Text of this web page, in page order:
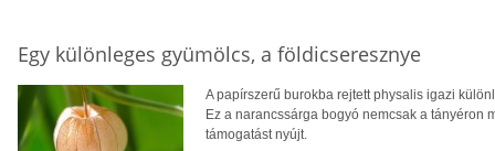
Egy különleges gyümölcs, a földicseresznye
A papírszerű burokba rejtett physalis igazi
Ez a narancssárga bogyó nemcsak a tányéron
támogatást nyújt.